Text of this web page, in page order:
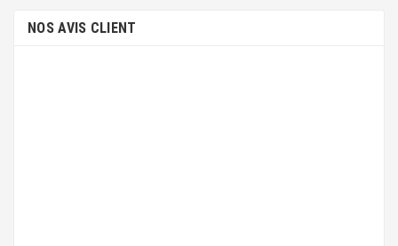
NOS AVIS CLIENT